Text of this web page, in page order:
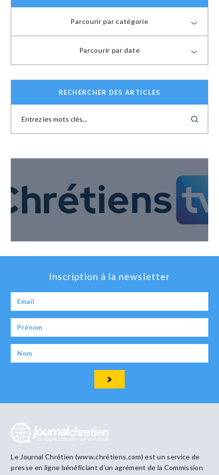
Parcourir par catégorie
Parcourir par date
RECHERCHER DES ARTICLES
Inscription à la newsletter
Le Journal Chrétien (www.chrétiens.com) est un service de
presse en ligne bénéficiant d’un agrément de la Commission